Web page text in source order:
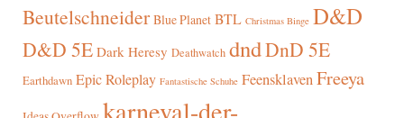
Beutelschneider Blue Planet BTL Christmas Binge D&D
D&D 5E Dark Heresy Deathwatch dndDnD 5E
Earthdawn Epic Roleplay Fantastische Schuhe FeensklavenFreeya
karneval-der-